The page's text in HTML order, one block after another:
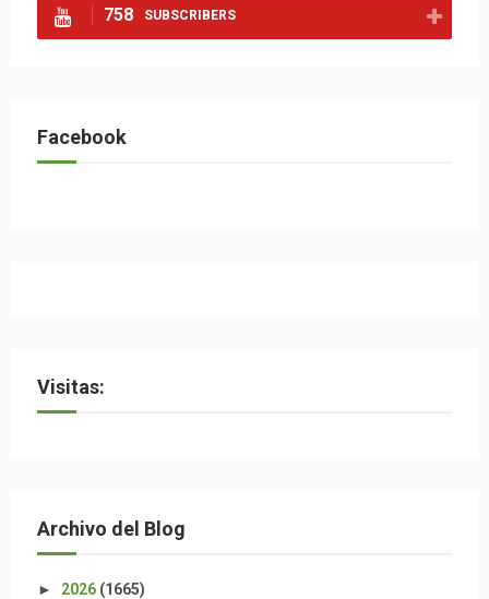
758 SUBSCRIBERS
Facebook
Visitas:
Archivo del Blog
► 2026 (1665)